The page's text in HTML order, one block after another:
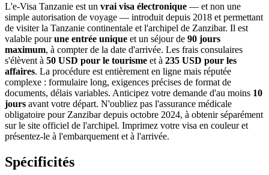
L'e-Visa Tanzanie est un vrai visa électronique — et non une
simple autorisation de voyage — introduit depuis 2018 et permettant
de visiter la Tanzanie continentale et l'archipel de Zanzibar. Il est
valable pourune entrée unique et un séjour de 90 jours
maximum, à compter de la date d'arrivée. Les frais consulaires
s'élèvent à 50 USD pour le tourisme et à 235 USD pour les
affaires. La procédure est entièrement en ligne mais réputée
complexe : formulaire long, exigences précises de format de
documents, délais variables. Anticipez votre demande d'au moins 10
jours avant votre départ. N'oubliez pas l'assurance médicale
obligatoire pour Zanzibar depuis octobre 2024, à obtenir séparément
sur le site officiel de l'archipel. Imprimez votre visa en couleur et
présentez-le à l'embarquement et à l'arrivée.
Spécificités